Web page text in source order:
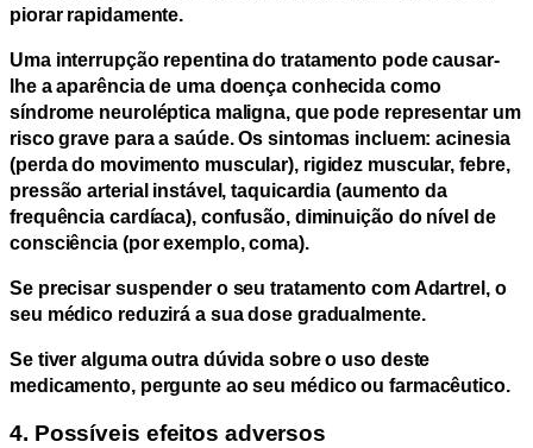
piorar rapidamente.
Uma interrupção repentina do tratamento pode causar-
lhe a aparência de uma doença conhecida como
síndrome neuroléptica maligna, que pode representar um
risco grave para a saúde. Os sintomas incluem: acinesia
(perda do movimento muscular), rigidez muscular, febre,
pressão arterial instável, taquicardia (aumento da
frequência cardíaca), confusão, diminuição do nível de
consciência (por exemplo, coma).
Se precisar suspender o seu tratamento com Adartrel, o
seu médico reduzirá a sua dose gradualmente.
Se tiver alguma outra dúvida sobre o uso deste
medicamento, pergunte ao seu médico ou farmacêutico.
4. Possíveis efeitos adversos